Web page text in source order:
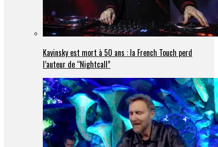
Kavinsky est mort à 50 ans : la French Touch perd
l’auteur de “Nightcall”